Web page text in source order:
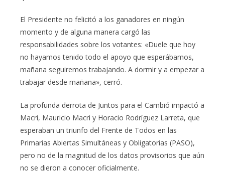
El Presidente no felicitó a los ganadores en ningún
momento y de alguna manera cargó las
responsabilidades sobre los votantes: «Duele que hoy
no hayamos tenido todo el apoyo que esperábamos,
mañana seguiremos trabajando. A dormir y a empezar a
trabajar desde mañana», cerró.
La profunda derrota de Juntos para el Cambió impactó a
Macri, Mauricio Macri y Horacio Rodríguez Larreta, que
esperaban un triunfo del Frente de Todos en las
Primarias Abiertas Simultáneas y Obligatorias (PASO),
pero no de la magnitud de los datos provisorios que aún
no se dieron a conocer oficialmente.